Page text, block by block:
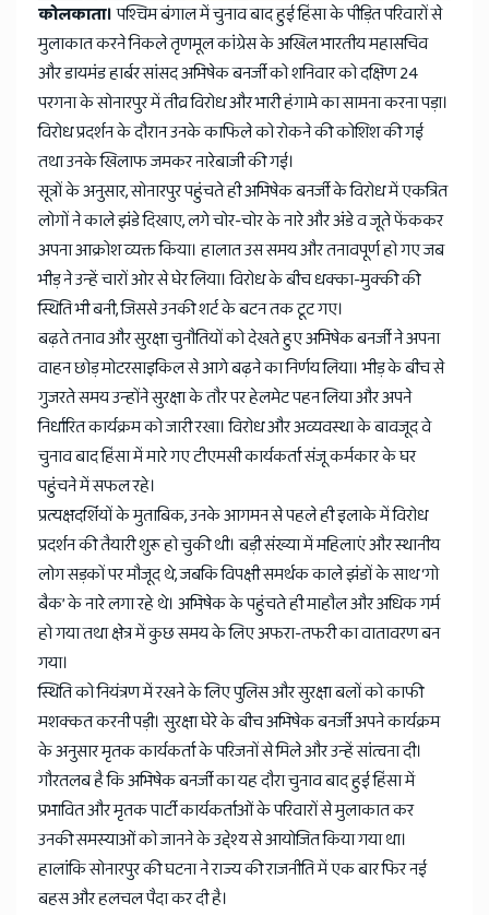
कोलकाता।पश्चिम बंगाल में चुनाव बाद हुई हिंसा के पीड़ित परिवारों से
मुलाकात करने निकले तृणमूल कांग्रेस के अखिल भारतीय महासचिव
और डायमंड हार्बर सांसद अभिषेक बनर्जी को शनिवार को दक्षिण 24
परगना के सोनारपुर में तीव्र विरोध और भारी हंगामे का सामना करना पड़ा।
विरोध प्रदर्शन के दौरान उनके काफिले को रोकने की कोशिश की गई
तथा उनके खिलाफ जमकर नारेबाजी की गई।
सूत्रों के अनुसार, सोनारपुर पहुंचते ही अभिषेक बनर्जी के विरोध में एकत्रित
लोगों ने काले झंडे दिखाए, लगे चोर-चोर के नारे और अंडे व जूते फेंककर
अपना आक्रोश व्यक्त किया। हालात उस समय और तनावपूर्ण हो गए जब
भीड़ ने उन्हें चारों ओर से घेर लिया। विरोध के बीच धक्का-मुक्की की
स्थिति भी बनी, जिससे उनकी शर्ट के बटन तक टूट गए।
बढ़ते तनाव और सुरक्षा चुनौतियों को देखते हुए अभिषेक बनर्जी ने अपना
वाहन छोड़ मोटरसाइकिल से आगे बढ़ने का निर्णय लिया। भीड़ के बीच से
गुजरते समय उन्होंने सुरक्षा के तौर पर हेलमेट पहन लिया और अपने
निर्धारित कार्यक्रम को जारी रखा। विरोध और अव्यवस्था के बावजूद वे
चुनाव बाद हिंसा में मारे गए टीएमसी कार्यकर्ता संजू कर्मकार के घर
पहुंचने में सफल रहे।
प्रत्यक्षदर्शियों के मुताबिक, उनके आगमन से पहले ही इलाके में विरोध
प्रदर्शन की तैयारी शुरू हो चुकी थी। बड़ी संख्या में महिलाएं और स्थानीय
लोग सड़कों पर मौजूद थे, जबकि विपक्षी समर्थक काले झंडों के साथ ‘गो
बैक’ के नारे लगा रहे थे। अभिषेक के पहुंचते ही माहौल और अधिक गर्म
हो गया तथा क्षेत्र में कुछ समय के लिए अफरा-तफरी का वातावरण बन
गया।
स्थिति को नियंत्रण में रखने के लिए पुलिस और सुरक्षा बलों को काफी
मशक्कत करनी पड़ी। सुरक्षा घेरे के बीच अभिषेक बनर्जी अपने कार्यक्रम
के अनुसार मृतक कार्यकर्ता के परिजनों से मिले और उन्हें सांत्वना दी।
गौरतलब है कि अभिषेक बनर्जी का यह दौरा चुनाव बाद हुई हिंसा में
प्रभावित और मृतक पार्टी कार्यकर्ताओं के परिवारों से मुलाकात कर
उनकी समस्याओं को जानने के उद्देश्य से आयोजित किया गया था।
हालांकि सोनारपुर की घटना ने राज्य की राजनीति में एक बार फिर नई
बहस और हलचल पैदा कर दी है।